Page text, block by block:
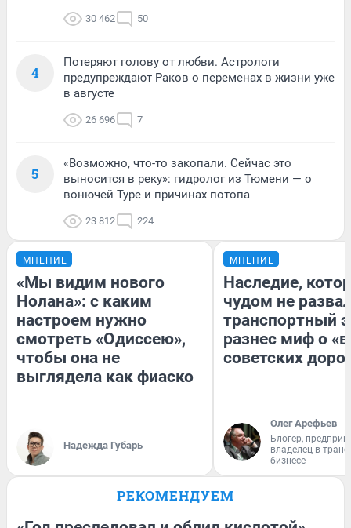
30 462 50
4
Потеряют голову от любви. Астрологи
предупреждают Раков о переменах в жизни уже
в августе
26 696 7
5
«Возможно, что-то закопали. Сейчас это
выносится в реку»: гидролог из Тюмени — о
вонючей Туре и причинах потопа
23 812 224
МНЕНИЕ
«Мы видим нового
Нолана»: с каким
настроем нужно
смотреть «Одиссею»,
чтобы она не
выглядела как фиаско
Надежда Губарь
МНЕНИЕ
Наследие,
чудом не
транспортный
разнес миф о
советских
Олег Арефьев
Блогер,
владелец в
бизнесе
РЕКОМЕНДУЕМ